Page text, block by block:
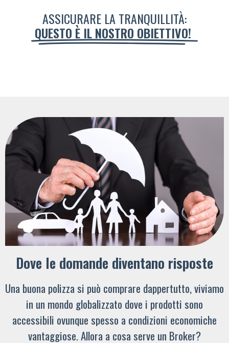
ASSICURARE LA TRANQUILLITÀ:
QUESTO È IL NOSTRO OBIETTIVO!
Dove le domande diventano risposte
Una buona polizza si può comprare dappertutto, viviamo
in un mondo globalizzato dove i prodotti sono
accessibili ovunque spesso a condizioni economiche
vantaggiose. Allora a cosa serve un Broker?